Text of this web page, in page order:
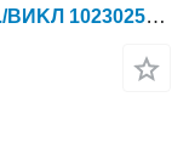
Панель приборов Перемикач BKЛ./BИKЛ 1023025650 для жатки зерновой Holmer